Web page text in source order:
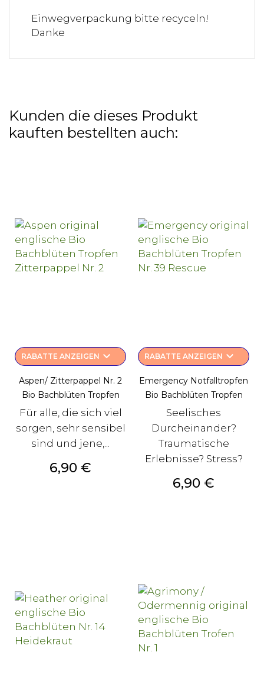
Einwegverpackung bitte recyceln!
Danke
Kunden die dieses Produkt
kauften bestellten auch:
RABATTE ANZEIGEN keyboard_arrow_down
Aspen/ Zitterpappel Nr. 2
Bio Bachblüten Tropfen
Für alle, die sich viel
sorgen, sehr sensibel
sind und jene,...
Preis
6,90 €
RABATTE ANZEIGEN keyboard_arrow_down
Emergency Notfalltropfen
Bio Bachblüten Tropfen
Seelisches
Durcheinander?
Traumatische
Erlebnisse? Stress?
Preis
6,90 €